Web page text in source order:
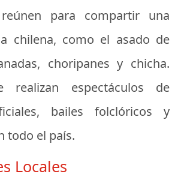
para compartir una
chilena, como el asado de
choripanes y chicha.
realizan espectáculos de
bailes folclóricos y
todo el país.
Locales